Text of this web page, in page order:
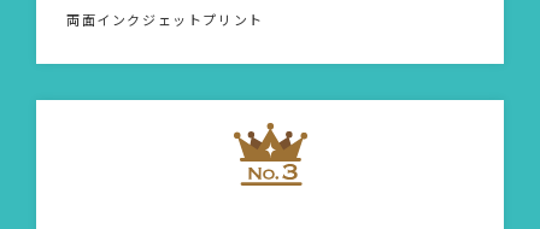
両面インクジェットプリント